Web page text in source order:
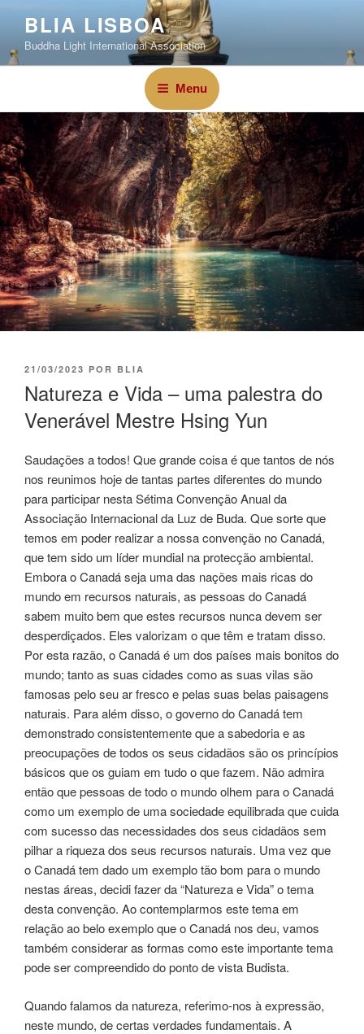
BLIA LISBOA
Buddha Light International Association
Menu
21/03/2023 POR BLIA
Natureza e Vida – uma palestra do
Venerável Mestre Hsing Yun
Saudações a todos! Que grande coisa é que tantos de nós
nos reunimos hoje de tantas partes diferentes do mundo
para participar nesta Sétima Convenção Anual da
Associação Internacional da Luz de Buda. Que sorte que
temos em poder realizar a nossa convenção no Canadá,
que tem sido um líder mundial na protecção ambiental.
Embora o Canadá seja uma das nações mais ricas do
mundo em recursos naturais, as pessoas do Canadá
sabem muito bem que estes recursos nunca devem ser
desperdiçados. Eles valorizam o que têm e tratam disso.
Por esta razão, o Canadá é um dos países mais bonitos do
mundo; tanto as suas cidades como as suas vilas são
famosas pelo seu ar fresco e pelas suas belas paisagens
naturais. Para além disso, o governo do Canadá tem
demonstrado consistentemente que a sabedoria e as
preocupações de todos os seus cidadãos são os princípios
básicos que os guiam em tudo o que fazem. Não admira
então que pessoas de todo o mundo olhem para o Canadá
como um exemplo de uma sociedade equilibrada que cuida
com sucesso das necessidades dos seus cidadãos sem
pilhar a riqueza dos seus recursos naturais. Uma vez que
o Canadá tem dado um exemplo tão bom para o mundo
nestas áreas, decidi fazer da “Natureza e Vida” o tema
desta convenção. Ao contemplarmos este tema em
relação ao belo exemplo que o Canadá nos deu, vamos
também considerar as formas como este importante tema
pode ser compreendido do ponto de vista Budista.
Quando falamos da natureza, referimo-nos à expressão,
neste mundo, de certas verdades fundamentais. A